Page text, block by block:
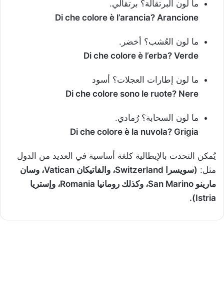
‫ما لون البرتقالة؟ برتقالي.
Di che colore è l’arancia? Arancione
‫ما لون العُشب؟ أخضر.
Di che colore è l’erba? Verde
‫ما لون إطارات العجلات؟ أسود
Di che colore sono le ruote? Nere
‫ما لون السحابة؟ رُمادي.
Di che colore è la nuvola? Grigia
يُمكن التحدت بالإيطالية كلغة أساسية في العديد من الدول
مثل:
(سويسرا Switzerland، والفاتيكان Vatican، وسان
مارينو San Marino، وكذلك رومانيا Romania، وإستريا
Istria).